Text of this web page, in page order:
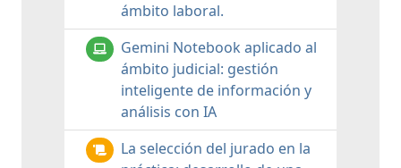
ámbito laboral.
Gemini Notebook aplicado al
ámbito judicial: gestión
inteligente de información y
análisis con IA
La selección del jurado en la